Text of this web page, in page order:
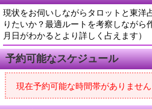
現状をお伺いしながらタロットと東洋
りたいか？最適ルートを考察しながら
月日がわかるとより詳しく占えます）
予約可能なスケジュール
現在予約可能な時間帯がありません